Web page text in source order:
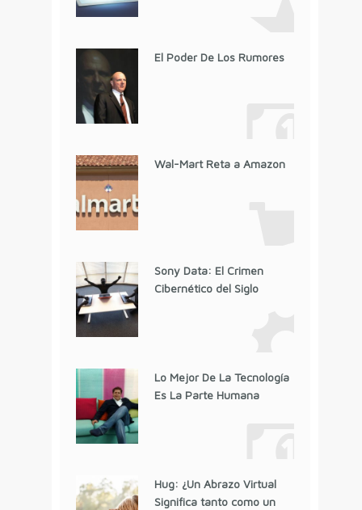
El Poder De Los Rumores
Wal-Mart Reta a Amazon
Sony Data: El Crimen
Cibernético del Siglo
Lo Mejor De La Tecnología
Es La Parte Humana
Hug: ¿Un Abrazo Virtual
Significa tanto como un